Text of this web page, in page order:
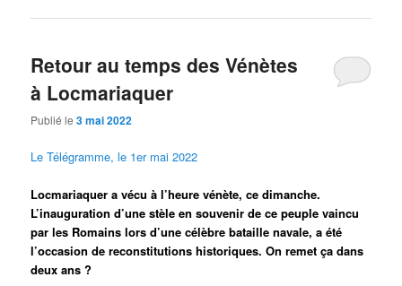
Retour au temps des Vénètes
à Locmariaquer
Publié le3 mai 2022
Le Télégramme, le 1er mai 2022
Locmariaquer a vécu à l’heure vénète, ce dimanche.
L’inauguration d’une stèle en souvenir de ce peuple vaincu
par les Romains lors d’une célèbre bataille navale, a été
l’occasion de reconstitutions historiques. On remet ça dans
deux ans ?